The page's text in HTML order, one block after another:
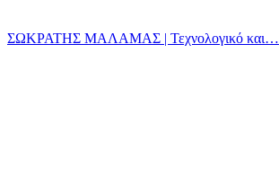
ΣΩΚΡΑΤΗΣ ΜΑΛΑΜΑΣ | Τεχνολογικό και…